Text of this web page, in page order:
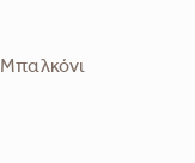
Μπαλκόνι